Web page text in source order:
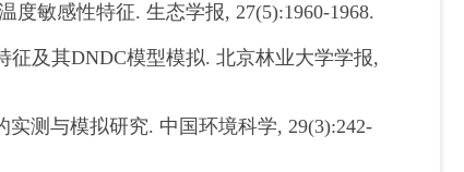
敏感性特征. 生态学报, 27(5):1960-1968.
及其DNDC模型模拟. 北京林业大学学报,
测与模拟研究. 中国环境科学, 29(3):242-